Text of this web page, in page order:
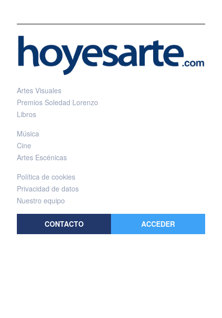
Artes Visuales
Premios Soledad Lorenzo
Libros
Música
Cine
Artes Escénicas
Política de cookies
Privacidad de datos
Nuestro equipo
CONTACTO ACCEDER